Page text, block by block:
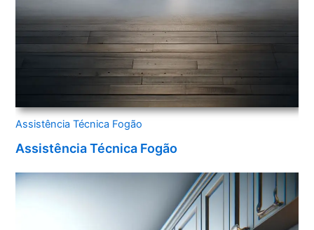
Assistência Técnica Fogão
Assistência Técnica Fogão